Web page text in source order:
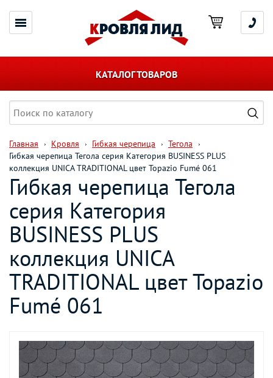
КАТАЛОГ ТОВАРОВ
Главная Кровля Гибкая черепица
Тегола
Гибкая черепица Тегола серия Категория BUSINESS PLUS
коллекция UNICA TRADITIONAL цвет Topazio Fumé 061
Гибкая черепица Тегола
серия Категория
BUSINESS PLUS
коллекция UNICA
TRADITIONAL цвет Topazio
Fumé 061